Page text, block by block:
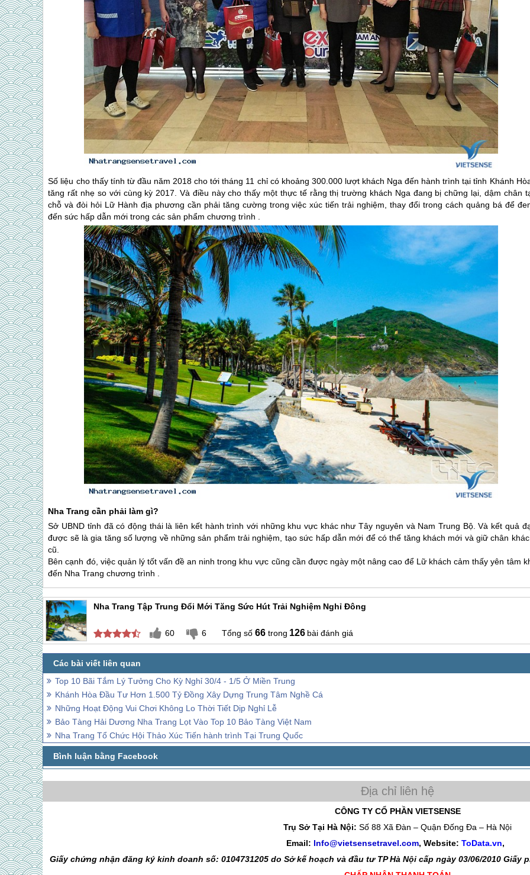
Số liệu cho thấy tính từ đầu năm 2018 cho tới tháng 11 chỉ có khoảng 300.000 lượt khách Nga đến hành trình tại tỉnh Khánh
tăng rất nhẹ so với cùng kỳ 2017. Và điều này cho thấy một thực tế rằng thị trường khách Nga đang bị chững lại, dậm chân
chỗ và đòi hỏi Lữ Hành địa phương cần phải tăng cường trong việc xúc tiến trải nghiệm, thay đổi trong cách quảng bá để
đến sức hấp dẫn mới trong các sản phẩm chương trình .
Nha Trang cần phải làm gì?
Sở UBND tỉnh đã có động thái là liên kết hành trình với những khu vực khác như Tây nguyên và Nam Trung Bộ. Và kết quả
được sẽ là gia tăng số lượng về những sản phẩm trải nghiệm, tạo sức hấp dẫn mới để có thể tăng khách mới và giữ chân
cũ.
Bên cạnh đó, việc quản lý tốt vấn đề an ninh trong khu vực cũng cần được ngày một nâng cao để Lữ khách cảm thấy yên tâm
đến Nha Trang chương trình .
Nha Trang Tập Trung Đổi Mới Tăng Sức Hút Trải Nghiệm Nghỉ Đông
60 6 66 126 bài đánh giá
Top 10 Bãi Tắm Lý Tưởng Cho Kỳ Nghỉ 30/4 - 1/5 Ở Miền Trung
Khánh Hòa Đầu Tư Hơn 1.500 Tỷ Đồng Xây Dựng Trung Tâm Nghề Cá
Những Hoạt Động Vui Chơi Không Lo Thời Tiết Dịp Nghỉ Lễ
Bảo Tàng Hải Dương Nha Trang Lọt Vào Top 10 Bảo Tàng Việt Nam
Nha Trang Tổ Chức Hội Thảo Xúc Tiến hành trình Tại Trung Quốc
CÔNG TY CỔ PHẦN VIETSENSE
Trụ Sở Tại Hà Nội: Số 88 Xã Đàn – Quận Đống Đa – Hà Nội
Email: Info@vietsensetravel.com, Website: ToData.vn,
Giấy chứng nhận đăng ký kinh doanh số: 0104731205 do Sở kế hoạch và đầu tư TP Hà Nội cấp ngày 03/06/2010 Giấy